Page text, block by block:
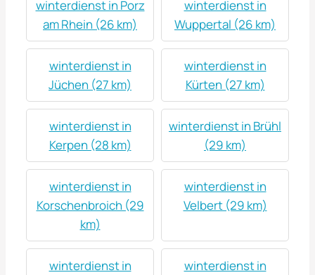
winterdienst in Porz
am Rhein (26 km)
winterdienst in
Wuppertal (26 km)
winterdienst in
Jüchen (27 km)
winterdienst in
Kürten (27 km)
winterdienst in
Kerpen (28 km)
winterdienst in Brühl
(29 km)
winterdienst in
Korschenbroich (29
km)
winterdienst in
Velbert (29 km)
winterdienst in
winterdienst in